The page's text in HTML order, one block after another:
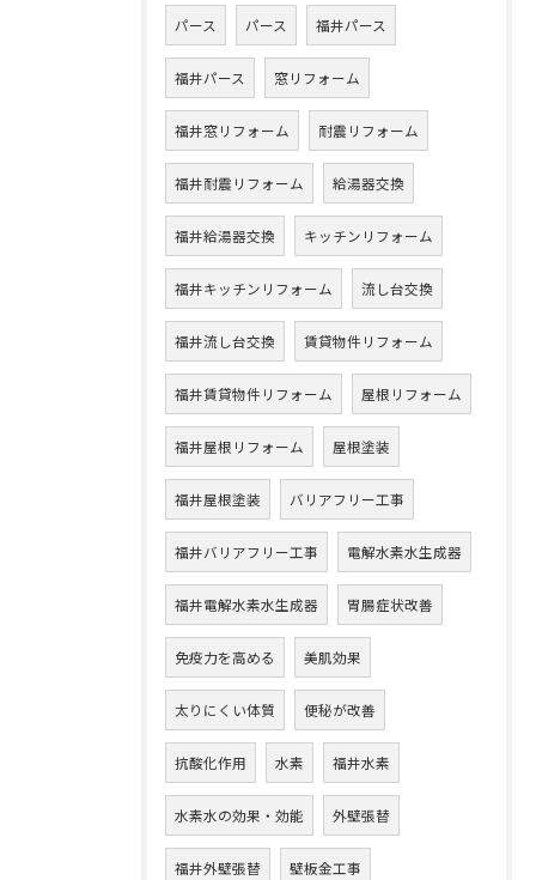
パース パース 福井パース
福井パース 窓リフォーム
福井窓リフォーム 耐震リフォーム
福井耐震リフォーム 給湯器交換
福井給湯器交換 キッチンリフォーム
福井キッチンリフォーム 流し台交換
福井流し台交換 賃貸物件リフォーム
福井賃貸物件リフォーム 屋根リフォーム
福井屋根リフォーム 屋根塗装
福井屋根塗装 バリアフリー工事
福井バリアフリー工事 電解水素水生成器
福井電解水素水生成器 胃腸症状改善
免疫力を高める 美肌効果
太りにくい体質 便秘が改善
抗酸化作用 水素 福井水素
水素水の効果・効能 外壁張替
福井外壁張替 壁板金工事